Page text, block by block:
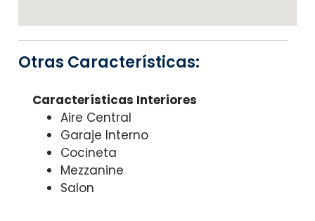
Otras Características:
Características Interiores
Aire Central
Garaje Interno
Cocineta
Mezzanine
Salon